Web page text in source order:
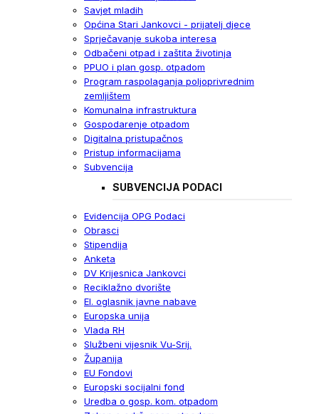
Savjet mladih
Općina Stari Jankovci - prijatelj djece
Sprječavanje sukoba interesa
Odbačeni otpad i zaštita životinja
PPUO i plan gosp. otpadom
Program raspolaganja poljoprivrednim
zemljištem
Komunalna infrastruktura
Gospodarenje otpadom
Digitalna pristupačnos
Pristup informacijama
Subvencija
SUBVENCIJA PODACI
Evidencija OPG Podaci
Obrasci
Stipendija
Anketa
DV Krijesnica Jankovci
Reciklažno dvorište
El. oglasnik javne nabave
Europska unija
Vlada RH
Službeni vijesnik Vu-Srij.
Županija
EU Fondovi
Europski socijalni fond
Uredba o gosp. kom. otpadom